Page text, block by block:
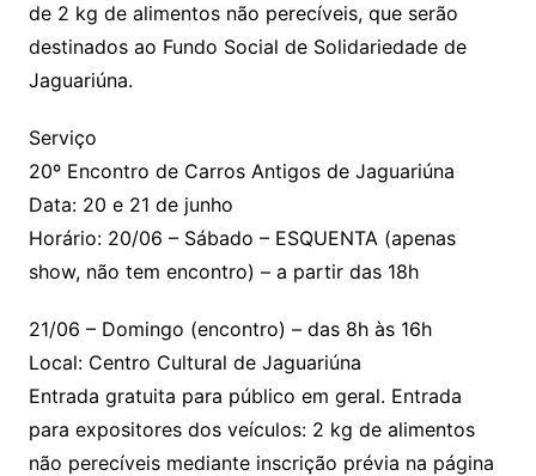
de 2 kg de alimentos não perecíveis, que serão
destinados ao Fundo Social de Solidariedade de
Jaguariúna.
Serviço
20º Encontro de Carros Antigos de Jaguariúna
Data: 20 e 21 de junho
Horário: 20/06 – Sábado – ESQUENTA (apenas
show, não tem encontro) – a partir das 18h
21/06 – Domingo (encontro) – das 8h às 16h
Local: Centro Cultural de Jaguariúna
Entrada gratuita para público em geral. Entrada
para expositores dos veículos: 2 kg de alimentos
não perecíveis mediante inscrição prévia na página